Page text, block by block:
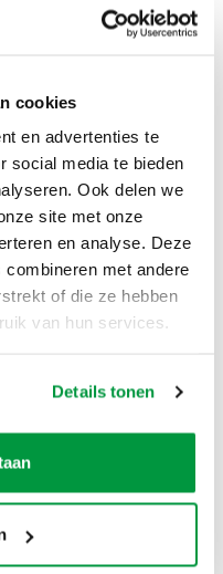
cookies
en advertenties te
social media te bieden
Ook delen we
site met onze
en analyse. Deze
met andere
of die ze hebben
van hun services.
Details tonen
brengen
pop ook langer
u zelf. Liefst met
pop en dan staat de
grond